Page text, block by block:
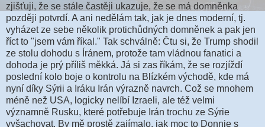
zjišťuji, že se stále častěji ukazuje, že se má domněnka
později potvrdí. A ani nedělám tak, jak je dnes moderní, tj.
vyházet ze sebe několik protichůdných domněnek a pak jen
říct to "jsem vám říkal." Tak schválně: Čtu si, že Trump shodil
ze stolu dohodu s Íránem, protože tam vládnou fanatici a
dohoda je prý příliš měkká. Já si zas říkám, že se rozjíždí
poslední kolo boje o kontrolu na Blízkém východě, kde má
nyní díky Sýrii a Iráku Irán výrazně navrch. Což se mnohem
méně než USA, logicky nelíbí Izraeli, ale též velmi
významně Rusku, které potřebuje Irán trochu ze Sýrie
vyšachovat. By mě prostě zajímalo, jak moc to Donnie s